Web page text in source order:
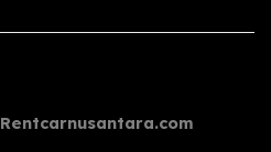
Rentcarnusantara.com